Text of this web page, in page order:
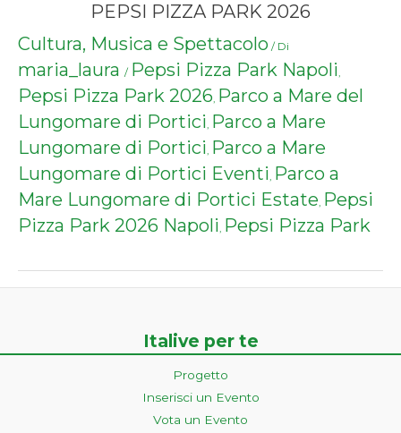
PEPSI PIZZA PARK 2026
Cultura, Musica e Spettacolo / Di
maria_laura / Pepsi Pizza Park Napoli,
Pepsi Pizza Park 2026, Parco a Mare del
Lungomare di Portici, Parco a Mare
Lungomare di Portici, Parco a Mare
Lungomare di Portici Eventi, Parco a
Mare Lungomare di Portici Estate, Pepsi
Pizza Park 2026 Napoli, Pepsi Pizza Park
Italive per te
Progetto
Inserisci un Evento
Vota un Evento